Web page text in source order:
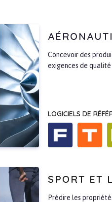
Concevoir des
exigences de
LOGICIELS DE
SPORT ET
Prédire les